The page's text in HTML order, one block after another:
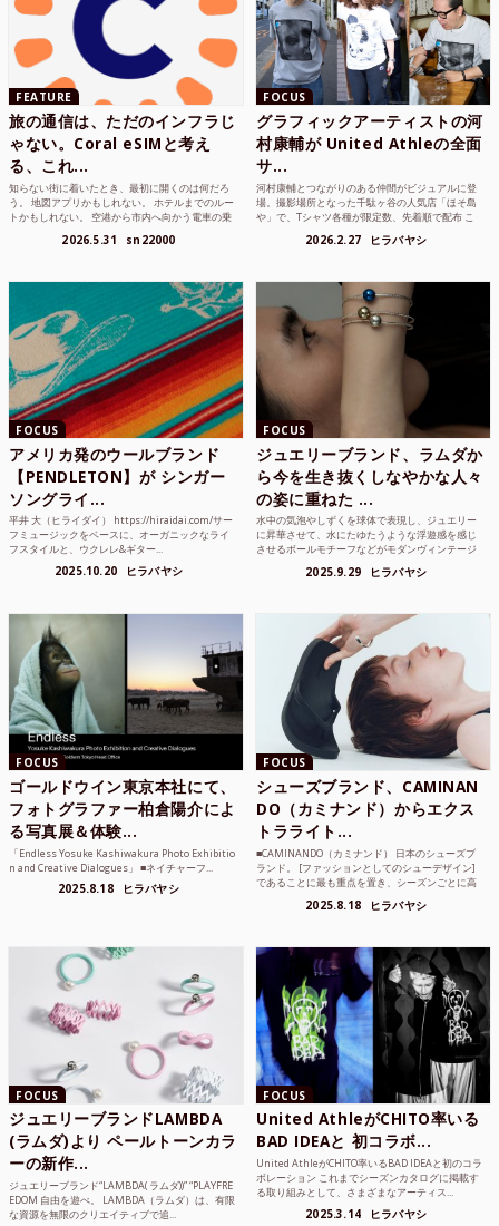
FEATURE
旅の通信は、ただのインフラじ
ゃない。Coral eSIMと考え
る、これ...
知らない街に着いたとき、最初に開くのは何だろ
う。 地図アプリかもしれない。 ホテルまでのルー
トかもしれない。 空港から市内へ向かう電車の乗
2026.5.31 sn22000
FOCUS
グラフィックアーティストの河
村康輔が United Athleの全面
サ...
河村康輔とつながりのある仲間がビジュアルに登
場。撮影場所となった千駄ヶ谷の人気店「ほそ島
や」で、Tシャツ各種が限定数、先着順で配布 こ
2026.2.27 ヒラバヤシ
FOCUS
アメリカ発のウールブランド
【PENDLETON】が シンガー
ソングライ...
平井 大（ヒライダイ） https://hiraidai.com/サー
フミュージックをベースに、オーガニックなライ
フスタイルと、ウクレレ&ギター...
2025.10.20 ヒラバヤシ
FOCUS
ジュエリーブランド、ラムダか
ら今を生き抜くしなやかな人々
の姿に重ねた ...
水中の気泡やしずくを球体で表現し、ジュエリー
に昇華させて、水にたゆたうような浮遊感を感じ
させるボールモチーフなどがモダンヴィンテージ
2025.9.29 ヒラバヤシ
FOCUS
ゴールドウイン東京本社にて、
フォトグラファー柏倉陽介によ
る写真展＆体験...
「Endless Yosuke Kashiwakura Photo Exhibitio
n and Creative Dialogues」 ■ネイチャーフ...
2025.8.18 ヒラバヤシ
FOCUS
シューズブランド、CAMINAN
DO（カミナンド）からエクス
トラライト...
■CAMINANDO（カミナンド） 日本のシューズブ
ランド。 [ファッションとしてのシューデザイン]
であることに最も重点を置き、シーズンごとに高
2025.8.18 ヒラバヤシ
FOCUS
ジュエリーブランドLAMBDA
(ラムダ)より ペールトーンカラ
ーの新作...
ジュエリーブランド“LAMBDA( ラムダ))” “PLAYFRE
EDOM 自由を遊べ。 LAMBDA（ラムダ）は、有限
な資源を無限のクリエイティブで追...
FOCUS
United AthleがCHITO率いる
BAD IDEAと 初コラボ...
United AthleがCHITO率いるBAD IDEAと初のコラ
ボレーション これまでシーズンカタログに掲載す
る取り組みとして、さまざまなアーティス...
2025.3.14 ヒラバヤシ